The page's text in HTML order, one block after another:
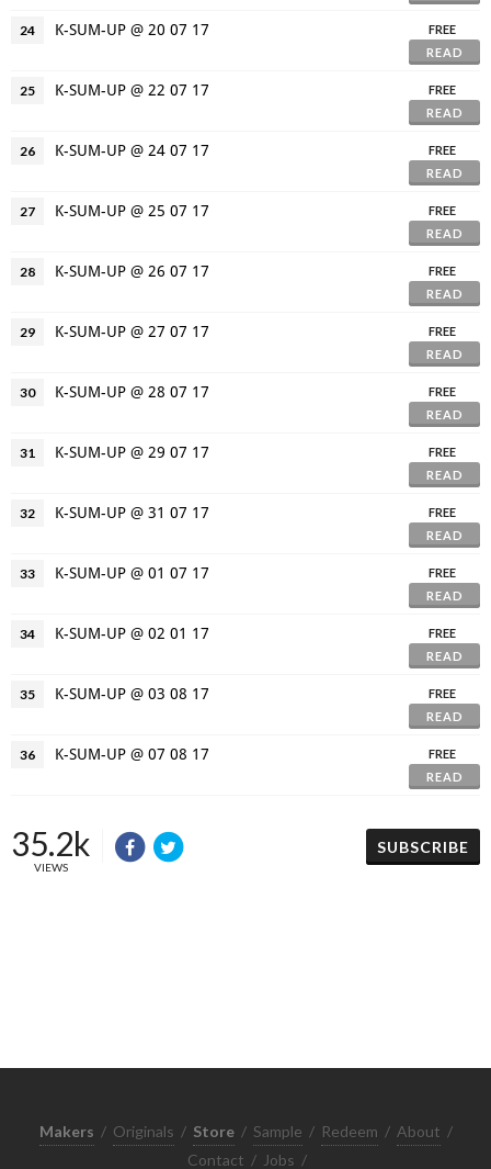
24 K-SUM-UP @ 20 07 17
FREE
READ
25 K-SUM-UP @ 22 07 17
FREE
READ
26 K-SUM-UP @ 24 07 17
FREE
READ
27 K-SUM-UP @ 25 07 17
FREE
READ
28 K-SUM-UP @ 26 07 17
FREE
READ
29 K-SUM-UP @ 27 07 17
FREE
READ
30 K-SUM-UP @ 28 07 17
FREE
READ
31 K-SUM-UP @ 29 07 17
FREE
READ
32 K-SUM-UP @ 31 07 17
FREE
READ
33 K-SUM-UP @ 01 07 17
FREE
READ
34 K-SUM-UP @ 02 01 17
FREE
READ
35 K-SUM-UP @ 03 08 17
FREE
READ
36 K-SUM-UP @ 07 08 17
FREE
READ
35.2k
VIEWS
SUBSCRIBE
Makers / Originals / Store / Sample / Redeem / About /
Contact / Jobs /